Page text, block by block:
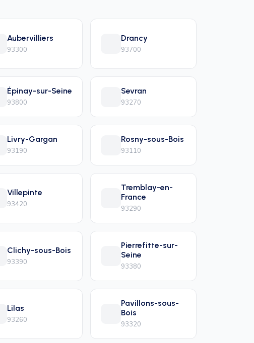
Aubervilliers
93300
Drancy
93700
Épinay-sur-Seine
93800
Sevran
93270
Livry-Gargan
93190
Rosny-sous-Bois
93110
Villepinte
93420
Tremblay-en-
France
93290
Clichy-sous-Bois
93390
Pierrefitte-sur-
Seine
93380
Lilas
93260
Pavillons-sous-
Bois
93320